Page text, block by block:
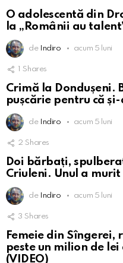
O adolescentă din
la „Românii au
de Indiro acum 5 luni
1 Shares
Crimă la Dondușeni.
pușcărie pentru că
de Indiro acum 5 luni
2 Shares
Doi bărbați,
Criuleni. Unul a murit
de Indiro acum 5 luni
3 Shares
Femeie din Sîngerei,
peste un milion de
(VIDEO)